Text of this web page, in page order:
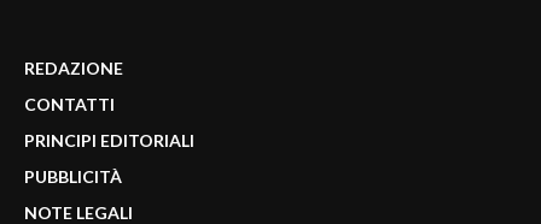
REDAZIONE
CONTATTI
PRINCIPI EDITORIALI
PUBBLICITÀ
NOTE LEGALI